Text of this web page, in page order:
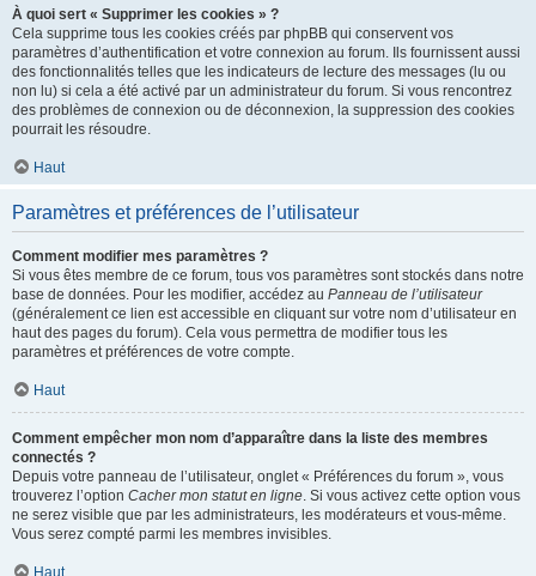
À quoi sert « Supprimer les cookies » ?
Cela supprime tous les cookies créés par phpBB qui conservent vos
paramètres d’authentification et votre connexion au forum. Ils fournissent aussi
des fonctionnalités telles que les indicateurs de lecture des messages (lu ou
non lu) si cela a été activé par un administrateur du forum. Si vous rencontrez
des problèmes de connexion ou de déconnexion, la suppression des cookies
pourrait les résoudre.
Haut
Paramètres et préférences de l’utilisateur
Comment modifier mes paramètres ?
Si vous êtes membre de ce forum, tous vos paramètres sont stockés dans notre
base de données. Pour les modifier, accédez au Panneau de l’utilisateur
(généralement ce lien est accessible en cliquant sur votre nom d’utilisateur en
haut des pages du forum). Cela vous permettra de modifier tous les
paramètres et préférences de votre compte.
Haut
Comment empêcher mon nom d’apparaître dans la liste des membres
connectés ?
Depuis votre panneau de l’utilisateur, onglet « Préférences du forum », vous
trouverez l’option Cacher mon statut en ligne. Si vous activez cette option vous
ne serez visible que par les administrateurs, les modérateurs et vous-même.
Vous serez compté parmi les membres invisibles.
Haut